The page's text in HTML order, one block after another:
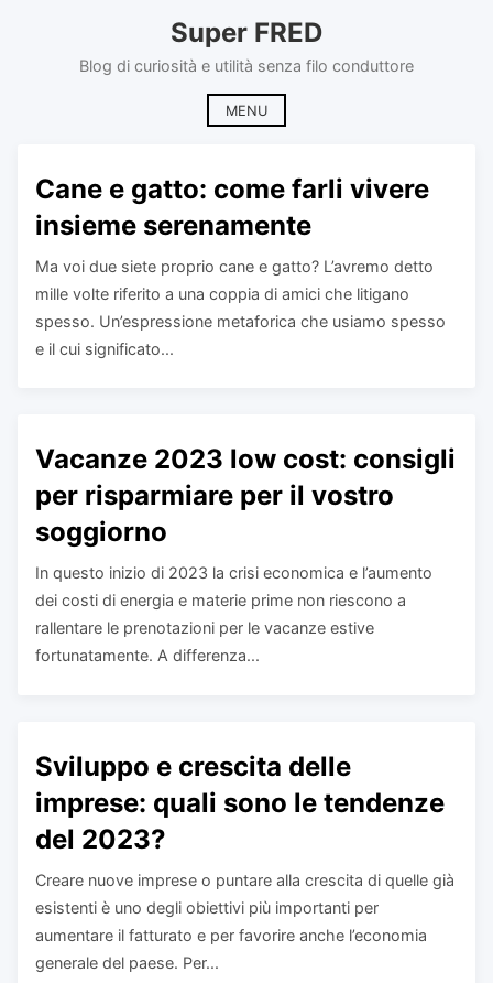
Super FRED
Blog di curiosità e utilità senza filo conduttore
MENU
Cane e gatto: come farli vivere
insieme serenamente
Ma voi due siete proprio cane e gatto? L’avremo detto
mille volte riferito a una coppia di amici che litigano
spesso. Un’espressione metaforica che usiamo spesso
e il cui significato...
Vacanze 2023 low cost: consigli
per risparmiare per il vostro
soggiorno
In questo inizio di 2023 la crisi economica e l’aumento
dei costi di energia e materie prime non riescono a
rallentare le prenotazioni per le vacanze estive
fortunatamente. A differenza...
Sviluppo e crescita delle
imprese: quali sono le tendenze
del 2023?
Creare nuove imprese o puntare alla crescita di quelle già
esistenti è uno degli obiettivi più importanti per
aumentare il fatturato e per favorire anche l’economia
generale del paese. Per...